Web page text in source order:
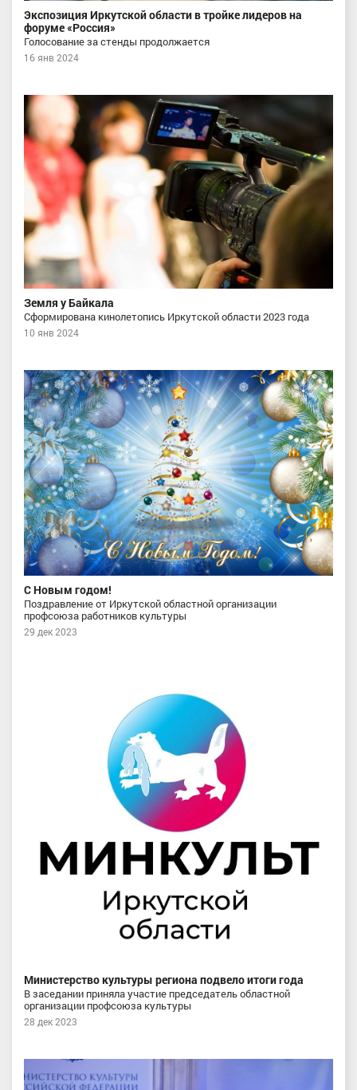
Экспозиция Иркутской области в тройке лидеров на
форуме «Россия»
Голосование за стенды продолжается
16 янв 2024
Земля у Байкала
Сформирована кинолетопись Иркутской области 2023 года
10 янв 2024
С Новым годом!
Поздравление от Иркутской областной организации
профсоюза работников культуры
29 дек 2023
Министерство культуры региона подвело итоги года
В заседании приняла участие председатель областной
организации профсоюза культуры
28 дек 2023